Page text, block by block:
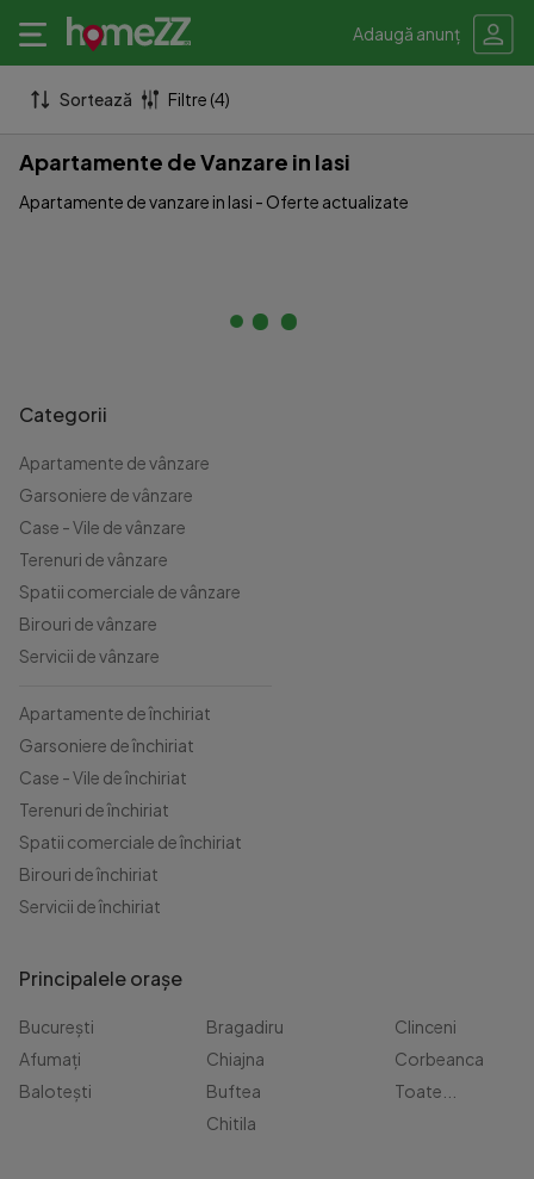
Adaugă anunț
Sortează Filtre (4)
Apartamente de Vanzare in Iasi
Apartamente de vanzare in Iasi - Oferte actualizate
Categorii
Apartamente de vânzare
Garsoniere de vânzare
Case - Vile de vânzare
Terenuri de vânzare
Spatii comerciale de vânzare
Birouri de vânzare
Servicii de vânzare
Apartamente de închiriat
Garsoniere de închiriat
Case - Vile de închiriat
Terenuri de închiriat
Spatii comerciale de închiriat
Birouri de închiriat
Servicii de închiriat
Principalele orașe
București
Afumați
Balotești
Bragadiru
Chiajna
Buftea
Chitila
Clinceni
Corbeanca
Toate...